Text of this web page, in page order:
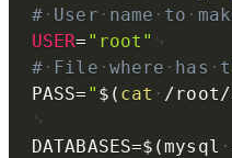
# User name to
USER= "root"
#
File where has
PASS= " $( cat /root/
DATABASES=$(mysql